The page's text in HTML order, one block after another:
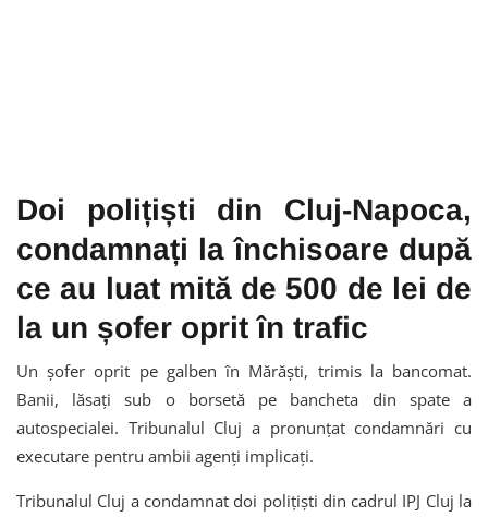
Doi polițiști din Cluj-Napoca,
condamnați la închisoare după
ce au luat mită de 500 de lei de
la un șofer oprit în trafic
Un șofer oprit pe galben în Mărăști, trimis la bancomat.
Banii, lăsați sub o borsetă pe bancheta din spate a
autospecialei. Tribunalul Cluj a pronunțat condamnări cu
executare pentru ambii agenți implicați.
Tribunalul Cluj a condamnat doi polițiști din cadrul IPJ Cluj la